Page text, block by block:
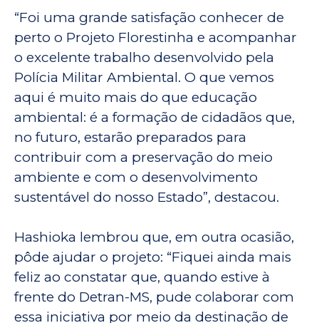
“Foi uma grande satisfação conhecer de
perto o Projeto Florestinha e acompanhar
o excelente trabalho desenvolvido pela
Polícia Militar Ambiental. O que vemos
aqui é muito mais do que educação
ambiental: é a formação de cidadãos que,
no futuro, estarão preparados para
contribuir com a preservação do meio
ambiente e com o desenvolvimento
sustentável do nosso Estado”, destacou.
Hashioka lembrou que, em outra ocasião,
pôde ajudar o projeto: “Fiquei ainda mais
feliz ao constatar que, quando estive à
frente do Detran-MS, pude colaborar com
essa iniciativa por meio da destinação de